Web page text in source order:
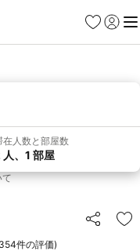
お気に入り
ログイ
メ
在人数と部屋数
人、1 部屋
て
シェア お
354件の評価)